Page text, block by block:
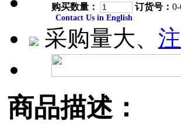
购买数量： 订货号：
Contact Us in English
采购量大、
商品描述：